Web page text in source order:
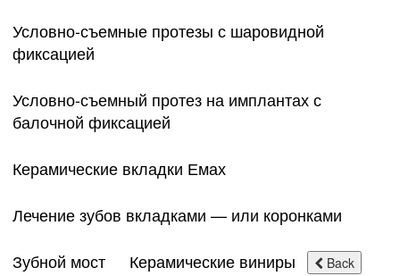
Условно-съемные протезы с шаровидной
фиксацией
Условно-съемный протез на имплантах с
балочной фиксацией
Керамические вкладки Емах
Лечение зубов вкладками — или коронками
Зубной мост
Керамические виниры Back